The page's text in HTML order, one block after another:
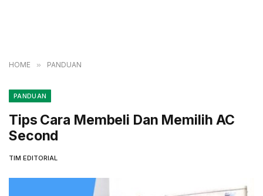
HOME » PANDUAN
PANDUAN
Tips Cara Membeli Dan Memilih AC
Second
TIM EDITORIAL